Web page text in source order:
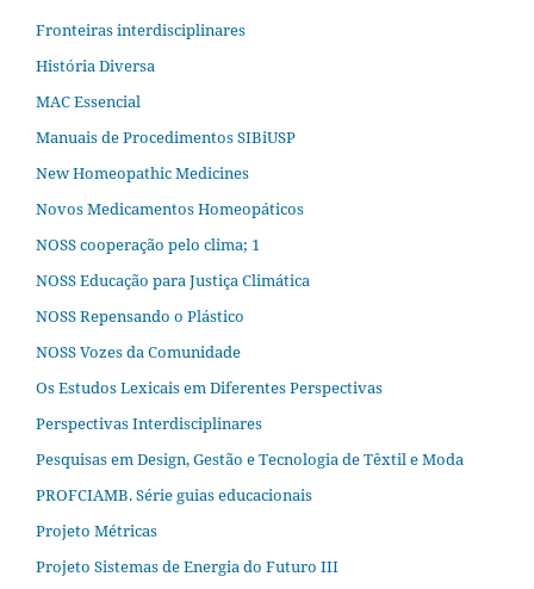
Fronteiras interdisciplinares
História Diversa
MAC Essencial
Manuais de Procedimentos SIBiUSP
New Homeopathic Medicines
Novos Medicamentos Homeopáticos
NOSS cooperação pelo clima; 1
NOSS Educação para Justiça Climática
NOSS Repensando o Plástico
NOSS Vozes da Comunidade
Os Estudos Lexicais em Diferentes Perspectivas
Perspectivas Interdisciplinares
Pesquisas em Design, Gestão e Tecnologia de Têxtil e Moda
PROFCIAMB. Série guias educacionais
Projeto Métricas
Projeto Sistemas de Energia do Futuro III